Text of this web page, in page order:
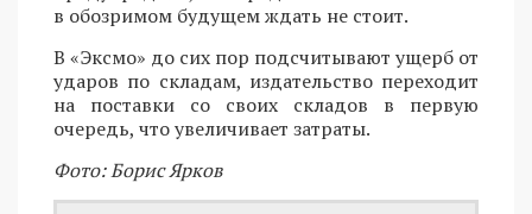
в обозримом будущем ждать не стоит.
В «Эксмо» до сих пор подсчитывают ущерб от
ударов по складам, издательство переходит
на поставки со своих складов в первую
очередь, что увеличивает затраты.
Фото: Борис Ярков